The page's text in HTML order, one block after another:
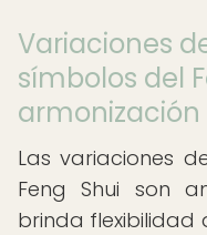
Variaciones
símbolos del
Las variaciones
Feng Shui son
brinda